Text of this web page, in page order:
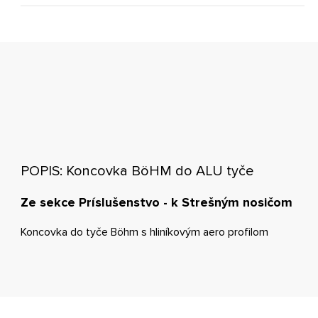
POPIS: Koncovka BöHM do ALU tyče
Ze sekce Príslušenstvo - k Strešným nosičom
Koncovka do tyče Böhm s hliníkovým aero profilom